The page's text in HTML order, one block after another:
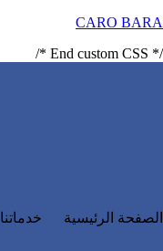
CARO BARA
/* End custom CSS */
الصفحة الرئيسية خدماتنا